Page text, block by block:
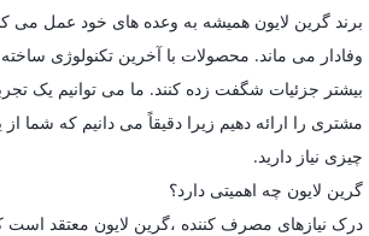
برند گرین لایون همیشه به وعده های خود عمل می
وفادار می ماند. محصولات با آخرین تکنولوژی ساخته
بیشتر جزئیات شگفت زده کنند. ما می توانیم یک
مشتری را ارائه دهیم زیرا دقیقاً می دانیم که شما
چیزی نیاز دارید.
گرین لایون چه اهمیتی دارد؟
درک نیازهای مصرف کننده ،گرین لایون معتقد است